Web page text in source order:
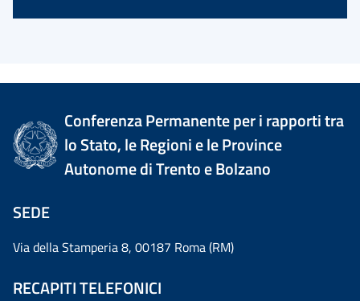
Conferenza Permanente per i rapporti tra
lo Stato, le Regioni e le Province
Autonome di Trento e Bolzano
SEDE
Via della Stamperia 8, 00187 Roma (RM)
RECAPITI TELEFONICI